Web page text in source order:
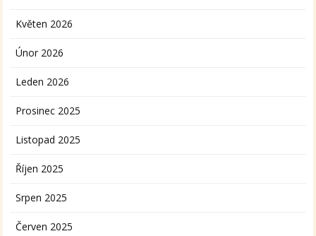
Květen 2026
Únor 2026
Leden 2026
Prosinec 2025
Listopad 2025
Říjen 2025
Srpen 2025
Červen 2025